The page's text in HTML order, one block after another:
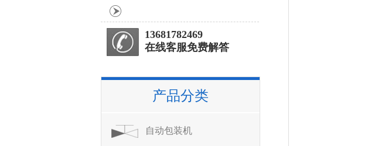
13681782469
在线客服免费解答
产品分类
自动包装机